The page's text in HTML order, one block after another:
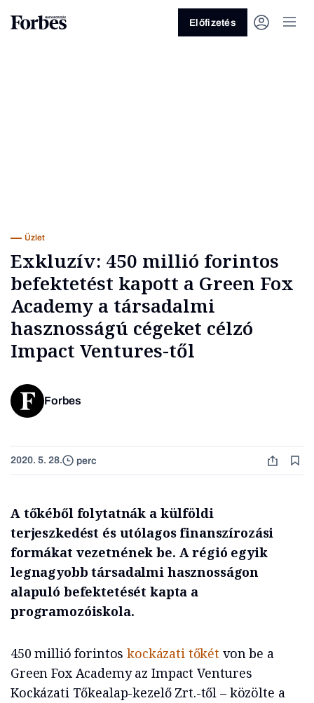
Előfizetés
Üzlet
Exkluzív: 450 millió forintos
befektetést kapott a Green Fox
Academy a társadalmi
hasznosságú cégeket célzó
Impact Ventures-től
Forbes
2020. 5. 28. perc
A tőkéből folytatnák a külföldi
terjeszkedést és utólagos finanszírozási
formákat vezetnének be. A régió egyik
legnagyobb társadalmi hasznosságon
alapuló befektetését kapta a
programozóiskola.
450 millió forintoskockázati tőkétvon be a
Green Fox Academy az Impact Ventures
Kockázati Tőkealap-kezelő Zrt.-től – közölte a